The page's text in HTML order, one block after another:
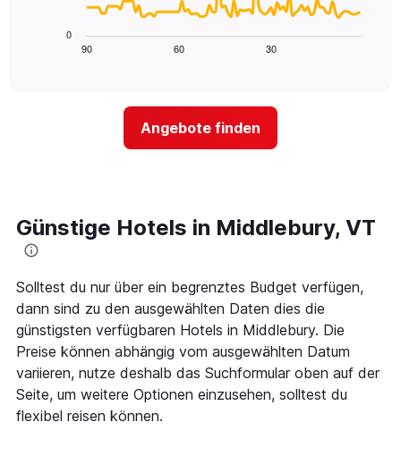
Wochentage
anzeigt.
Zimmerpreis
anzeigt.
folgende
Diagramm
näher
das
Aufenthaltsdatum
Das
Diagramm
hat
1
X-
Achse,
die
die
Anzahl
90 60 30
0
Angebote finden
Günstige Hotels in Middlebury, VT
Solltest du nur über ein begrenztes Budget verfügen,
dann sind zu den ausgewählten Daten dies die
günstigsten verfügbaren Hotels in Middlebury. Die
Preise können abhängig vom ausgewählten Datum
variieren, nutze deshalb das Suchformular oben auf der
Seite, um weitere Optionen einzusehen, solltest du
flexibel reisen können.